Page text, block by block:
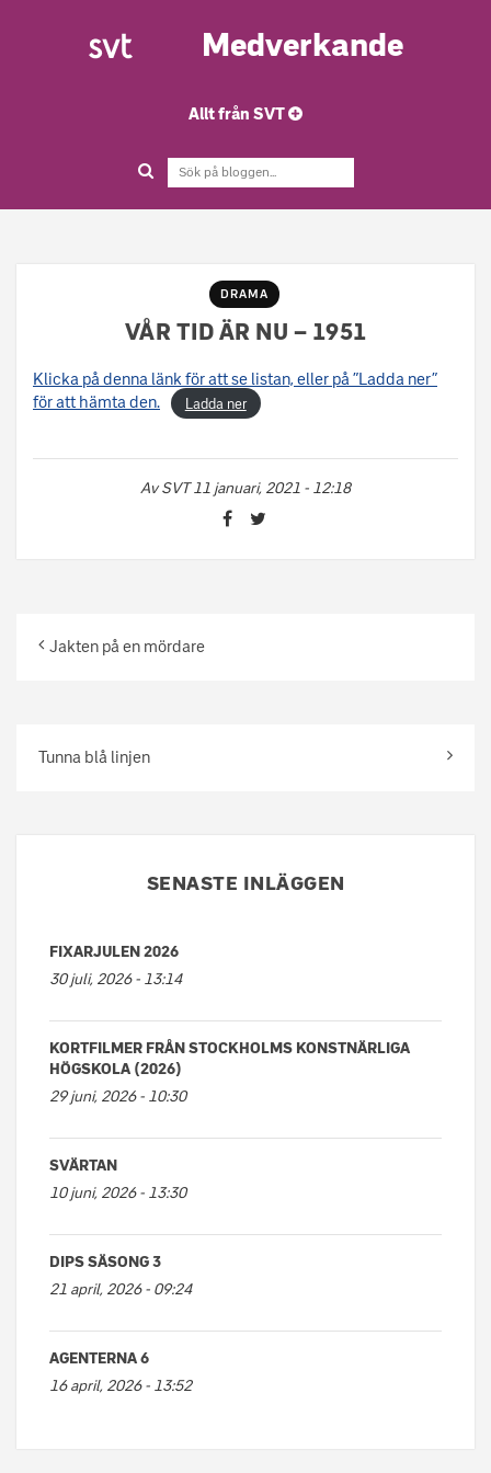
Medverkande
Allt från SVT
DRAMA
VÅR TID ÄR NU – 1951
Klicka på denna länk för att se listan, eller på ”Ladda ner”
för att hämta den.
Ladda ner
AvSVT 11 januari, 2021 - 12:18
Jakten på en mördare
Tunna blå linjen
SENASTE INLÄGGEN
FIXARJULEN 2026
30 juli, 2026 - 13:14
KORTFILMER FRÅN STOCKHOLMS KONSTNÄRLIGA
HÖGSKOLA (2026)
29 juni, 2026 - 10:30
SVÄRTAN
10 juni, 2026 - 13:30
DIPS SÄSONG 3
21 april, 2026 - 09:24
AGENTERNA 6
16 april, 2026 - 13:52